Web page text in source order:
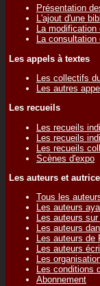
Présentation
L'ajout d'une
La modification
La consultation
Les appels à textes
Les collectifs
Les autres
Les recueils
Les recueils
Les recueils
Les recueils
Scènes d'expo
Les auteurs et
Tous les
Les auteurs
Les auteurs
Les auteurs
Les auteurs de
Les auteurs
Les
Les conditions
Abonnement